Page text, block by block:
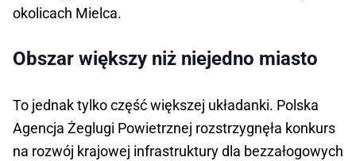
okolicach Mielca.
Obszar większy niż niejedno miasto
To jednak tylko część większej układanki. Polska
Agencja Żeglugi Powietrznej rozstrzygnęła konkurs
na rozwój krajowej infrastruktury dla bezzałogowych